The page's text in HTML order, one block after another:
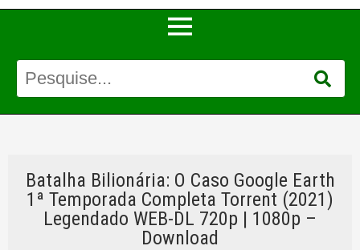
Batalha Bilionária: O Caso Google Earth
1ª Temporada Completa Torrent (2021)
Legendado WEB-DL 720p | 1080p –
Download